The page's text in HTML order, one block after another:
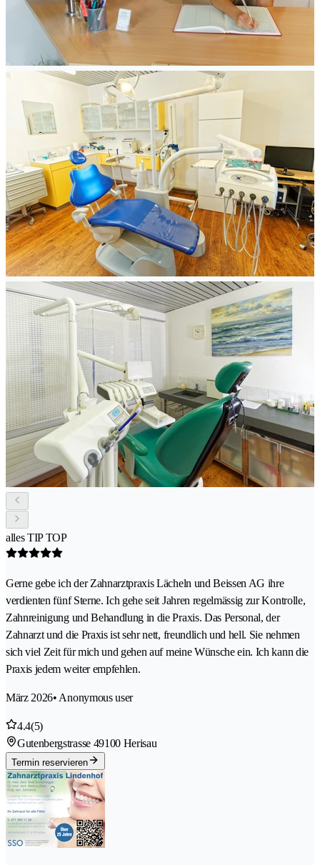
alles TIP TOP
Gerne gebe ich der Zahnarztpraxis Lächeln und Beissen AG ihre
verdienten fünf Sterne. Ich gehe seit Jahren regelmässig zur Kontrolle,
Zahnreinigung und Behandlung in die Praxis. Das Personal, der
Zahnarzt und die Praxis ist sehr nett, freundlich und hell. Sie nehmen
sich viel Zeit für mich und gehen auf meine Wünsche ein. Ich kann die
Praxis jedem weiter empfehlen.
März 2026• Anonymous user
4.4(5)
Gutenbergstrasse 49100 Herisau
Termin reservieren